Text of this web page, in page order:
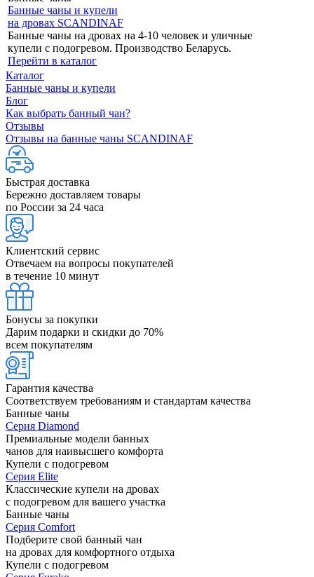
Банные чаны и купели
на дровах SCANDINAF
Банные чаны на дровах на 4-10 человек и уличные
купели с подогревом. Производство Беларусь.
Перейти в каталог
Каталог
Банные чаны и купели
Блог
Как выбрать банный чан?
Отзывы
Отзывы на банные чаны SCANDINAF
Быстрая доставка
Бережно доставляем товары
по России за 24 часа
Клиентский сервис
Отвечаем на вопросы покупателей
в течение 10 минут
Бонусы за покупки
Дарим подарки и скидки до 70%
всем покупателям
Гарантия качества
Соответствуем требованиям и стандартам качества
Банные чаны
Серия Diamond
Премиальные модели банных
чанов для наивысшего комфорта
Купели с подогревом
Серия Elite
Классические купели на дровах
с подогревом для вашего участка
Банные чаны
Серия Comfort
Подберите свой банный чан
на дровах для комфортного отдыха
Купели с подогревом